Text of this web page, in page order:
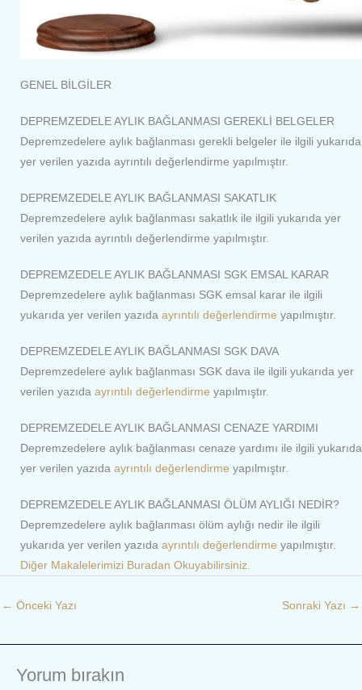
GENEL BİLGİLER
DEPREMZEDELE AYLIK BAĞLANMASI GEREKLİ BELGELER
Depremzedelere aylık bağlanması gerekli belgeler ile ilgili yukarıda
yer verilen yazıda ayrıntılı değerlendirme yapılmıştır.
DEPREMZEDELE AYLIK BAĞLANMASI SAKATLIK
Depremzedelere aylık bağlanması sakatlık ile ilgili yukarıda yer
verilen yazıda ayrıntılı değerlendirme yapılmıştır.
DEPREMZEDELE AYLIK BAĞLANMASI SGK EMSAL KARAR
Depremzedelere aylık bağlanması SGK emsal karar ile ilgili
yukarıda yer verilen yazıda ayrıntılı değerlendirme yapılmıştır.
DEPREMZEDELE AYLIK BAĞLANMASI SGK DAVA
Depremzedelere aylık bağlanması SGK dava ile ilgili yukarıda yer
verilen yazıda ayrıntılı değerlendirme yapılmıştır.
DEPREMZEDELE AYLIK BAĞLANMASI CENAZE YARDIMI
Depremzedelere aylık bağlanması cenaze yardımı ile ilgili yukarıda
yer verilen yazıda ayrıntılı değerlendirme yapılmıştır.
DEPREMZEDELE AYLIK BAĞLANMASI ÖLÜM AYLIĞI NEDİR?
Depremzedelere aylık bağlanması ölüm aylığı nedir ile ilgili
yukarıda yer verilen yazıda ayrıntılı değerlendirme yapılmıştır.
Diğer Makalelerimizi Buradan Okuyabilirsiniz.
← Önceki Yazı Sonraki Yazı →
Yorum bırakın